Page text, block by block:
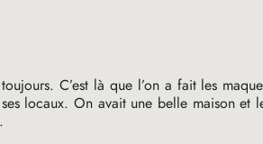
C’est là que l’on a fait les
locaux. On avait une belle maison et